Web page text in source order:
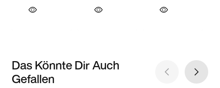
Das Könnte Dir Auch
Gefallen